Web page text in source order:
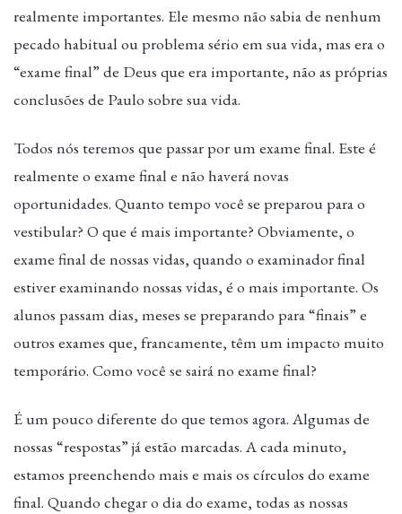
realmente importantes. Ele mesmo não sabia de nenhum
pecado habitual ou problema sério em sua vida, mas era o
“exame final” de Deus que era importante, não as próprias
conclusões de Paulo sobre sua vida.
Todos nós teremos que passar por um exame final. Este é
realmente o exame final e não haverá novas
oportunidades. Quanto tempo você se preparou para o
vestibular? O que é mais importante? Obviamente, o
exame final de nossas vidas, quando o examinador final
estiver examinando nossas vidas, é o mais importante. Os
alunos passam dias, meses se preparando para “finais” e
outros exames que, francamente, têm um impacto muito
temporário. Como você se sairá no exame final?
É um pouco diferente do que temos agora. Algumas de
nossas “respostas” já estão marcadas. A cada minuto,
estamos preenchendo mais e mais os círculos do exame
final. Quando chegar o dia do exame, todas as nossas